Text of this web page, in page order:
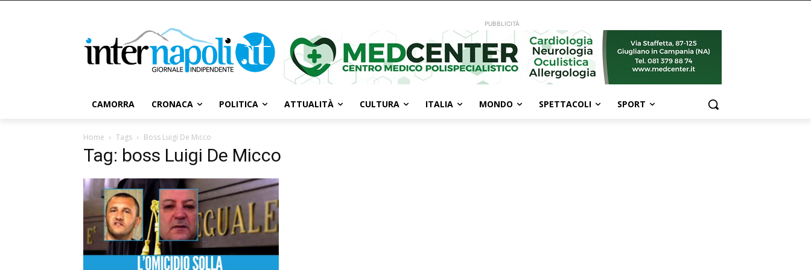
PUBBLICITÀ
CAMORRA CRONACA POLITICA ATTUALITÀ CULTURA ITALIA MONDO SPETTACOLI SPORT
Home Tags Boss Luigi De Micco
Tag: boss Luigi De Micco